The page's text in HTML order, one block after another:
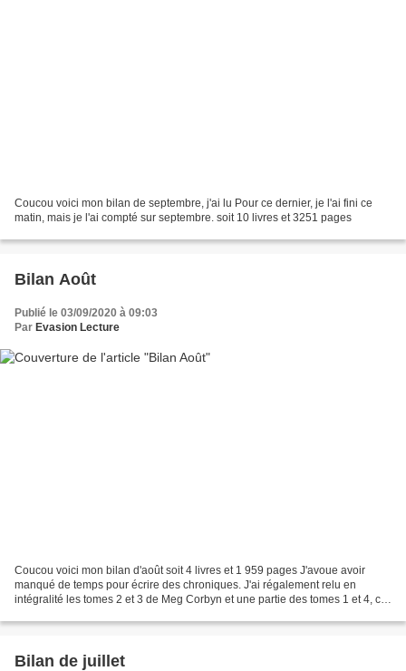
Coucou voici mon bilan de septembre, j'ai lu Pour ce dernier, je l'ai fini ce
matin, mais je l'ai compté sur septembre. soit 10 livres et 3251 pages
Bilan Août
Publié le 03/09/2020 à 09:03
Par Evasion Lecture
Coucou voici mon bilan d'août soit 4 livres et 1 959 pages J'avoue avoir
manqué de temps pour écrire des chroniques. J'ai régalement relu en
intégralité les tomes 2 et 3 de Meg Corbyn et une partie des tomes 1 et 4, ce
Bilan de juillet